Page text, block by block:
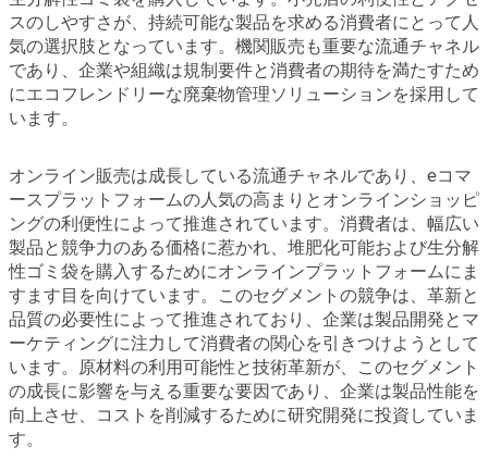
スのしやすさが、持続可能な製品を求める消費者にとって人
気の選択肢となっています。機関販売も重要な流通チャネル
であり、企業や組織は規制要件と消費者の期待を満たすため
にエコフレンドリーな廃棄物管理ソリューションを採用して
います。
オンライン販売は成長している流通チャネルであり、eコマ
ースプラットフォームの人気の高まりとオンラインショッピ
ングの利便性によって推進されています。消費者は、幅広い
製品と競争力のある価格に惹かれ、堆肥化可能および生分解
性ゴミ袋を購入するためにオンラインプラットフォームにま
すます目を向けています。このセグメントの競争は、革新と
品質の必要性によって推進されており、企業は製品開発とマ
ーケティングに注力して消費者の関心を引きつけようとして
います。原材料の利用可能性と技術革新が、このセグメント
の成長に影響を与える重要な要因であり、企業は製品性能を
向上させ、コストを削減するために研究開発に投資していま
す。